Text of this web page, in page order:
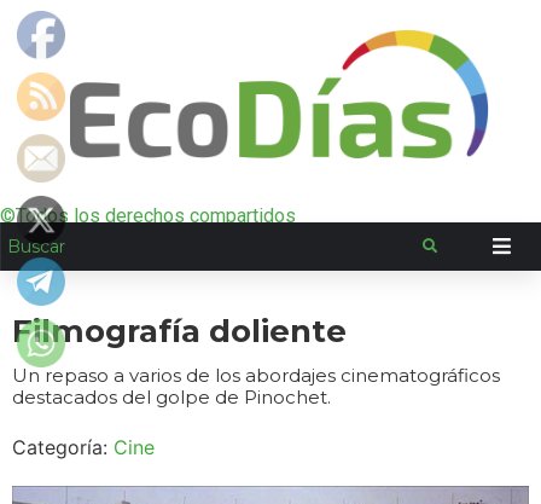
©Todos los derechos compartidos
Filmografía doliente
Un repaso a varios de los abordajes cinematográficos
destacados del golpe de Pinochet.
Categoría: Cine